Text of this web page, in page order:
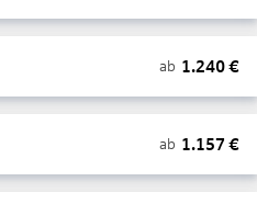
ab 1.240€
ab 1.157 €